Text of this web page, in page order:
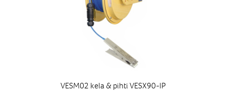
VESM02 kela & pihti VESX90-IP